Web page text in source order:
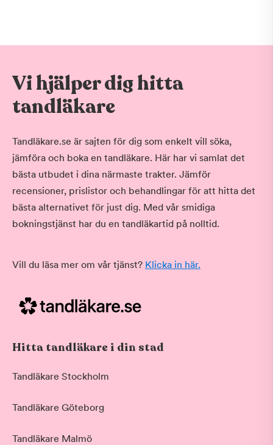
Vi hjälper dig hitta
tandläkare
Tandläkare.se är sajten för dig som enkelt vill söka,
jämföra och boka en tandläkare. Här har vi samlat det
bästa utbudet i dina närmaste trakter. Jämför
recensioner, prislistor och behandlingar för att hitta det
bästa alternativet för just dig. Med vår smidiga
bokningstjänst har du en tandläkartid på nolltid.
Vill du läsa mer om vår tjänst? Klicka in här.
Hitta tandläkare i din stad
Tandläkare Stockholm
Tandläkare Göteborg
Tandläkare Malmö